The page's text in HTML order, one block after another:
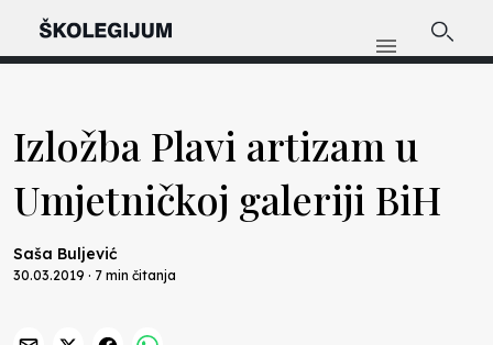
Izložba Plavi artizam u
Umjetničkoj galeriji BiH
Saša Buljević
30.03.2019 · 7 min čitanja